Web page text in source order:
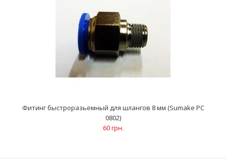
ОписаниеДля соединения трубки и резьбового
соединенияТип присоединения: трубка – резьбаРезьба -
диам..
Фитинг быстроразьемный для шлангов 8 мм (Sumake PC
0802)
60 грн.